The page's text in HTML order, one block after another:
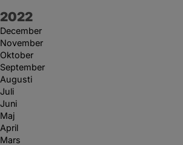
År:
2022
December
November
Oktober
September
Augusti
Juli
Juni
Maj
April
Mars